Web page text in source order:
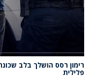
רימון רסס הושלך בלב
פלילית